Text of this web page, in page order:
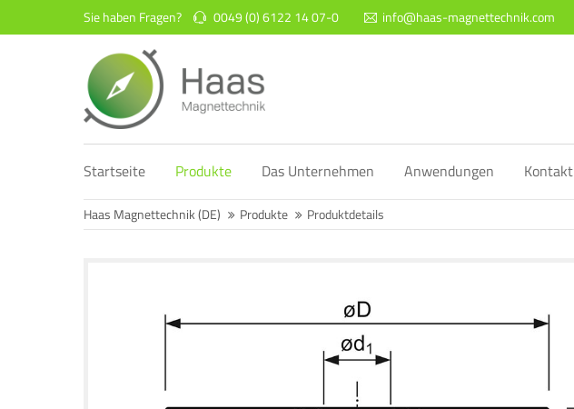
Login
Benutzername
Passwort
Lost your password?
24h/ 365days
Sie haben Fragen? 0049 (0) 6122 14 07-0 info@haas-magnettechnik.com
Startseite Produkte Das Unternehmen Anwendungen Kontakt
Haas Magnettechnik (DE) Produkte Produktdetails